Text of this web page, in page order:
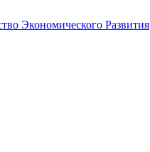
Экономического Развития